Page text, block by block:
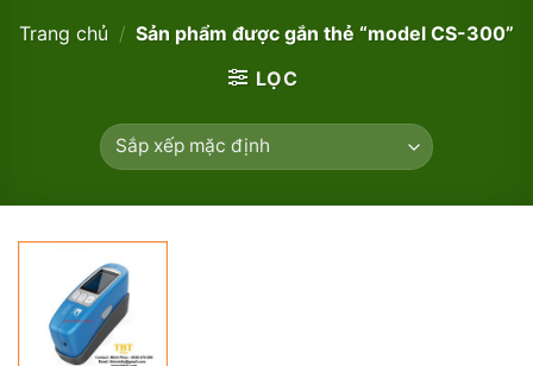
Trang chủ / Sản phẩm được gắn thẻ “model CS-300”
LỌC